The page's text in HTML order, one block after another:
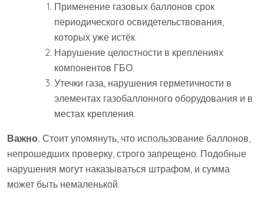
Применение газовых баллонов срок
периодического освидетельствования,
которых уже истёк.
Нарушение целостности в креплениях
компонентов ГБО.
Утечки газа, нарушения герметичности в
элементах газобаллонного оборудования и в
местах крепления.
Важно. Стоит упомянуть, что использование баллонов,
непрошедших проверку, строго запрещено. Подобные
нарушения могут наказываться штрафом, и сумма
может быть немаленькой.